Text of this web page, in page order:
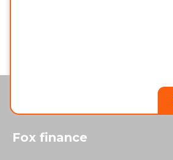
Fox finance